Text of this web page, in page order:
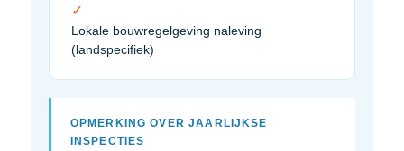
✓
Lokale bouwregelgeving naleving
(landspecifiek)
OPMERKING OVER JAARLIJKSE
INSPECTIES